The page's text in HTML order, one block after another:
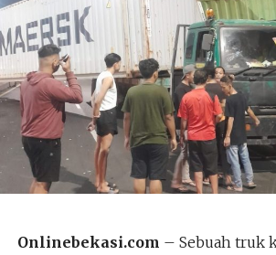
Onlinebekasi.com – Sebuah truk